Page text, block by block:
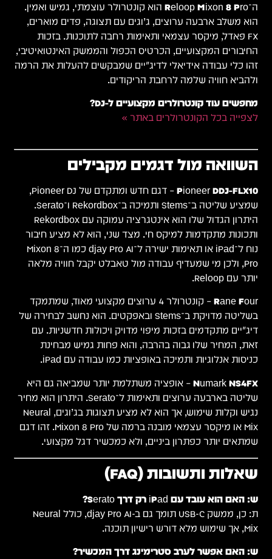
ה־Reloop Mixon 8 Pro הוא קונטרולר עוצמתי, גמיש ואמין.
הוא משלב ארבעה ערוצים, ג’וגים עם תצוגה, פדים מוארים,
FX פּאדל, מיקסר עצמאי ותאימות רחבה לתוכנות. בזכות
החיבורים המקצועיים, הכרטיס הכפול והממשק האינטואיטיבי,
זהו כלי עבודה אידיאלי לדיג׳יים שמבקשים להעלות את הרמה
ולהביא חוויה שלמה לרחבת הריקודים.
מחפשים עוד קונטרולרים מקצועיים ל-DJ?
לצפייה בכל הקונטרולרים באתר »
השוואה מול דגמים מקבילים
Pioneer DDJ-FLX10
– דגם חדש ומתקדם של Pioneer DJ,
שמציע שליטה ב־Stems ותמיכה ב־Rekordbox ו־Serato.
היתרון הגדול שלו הוא אינטגרציה עמוקה עם Rekordbox
ותכונות מתקדמות למיקס חי. מצד שני, הוא לא מציע חיבור
נוח ל־iPad או תאימות ישירה ל־djay Pro AI כמו ה־Mixon 8
Pro, ולכן מי שמעדיף עבודה מול טאבלט יקבל חוויה מלאה
יותר עם Reloop.
Rane Four
– קונטרולר 4 ערוצים מקצועי מאוד, שמתמקד
בשליטה מדויקת ב־Stems ובאפקטים. הוא נחשב לבחירה של
דיג׳יים מתקדמים בזכות מיפוי מדויק ויכולות חדשניות. עם
זאת, המחיר שלו גבוה בהרבה, והוא פחות גמיש מבחינת
כניסות אנלוגיות ותמיכה באופציות כמו עבודה עם iPad.
Numark NS4FX– אופציה משתלמת יותר שמביאה גם היא
שליטה בארבעה ערוצים ותאימות ל־Serato. היתרון הוא מחיר
נגיש וקלות שימוש, אך הוא לא מציע תצוגות בג’וגים, Neural
Mix או מיקסר עצמאי מובנה ברמה של Mixon 8 Pro. זהו דגם
שמתאים יותר כפתרון ביניים, ולא כמכשיר דגל מקצועי.
שאלות ותשובות (FAQ)
ש: האם הוא עובד עם iPad רק דרך Serato?
ת: כן, ממשק USB-C תומך גם ב-djay Pro AI, כולל Neural
Mix, אך שימוש מלא דורש רישיון תוכנה.
ש: האם אפשר לערב סטרימינג דרך המכשיר?